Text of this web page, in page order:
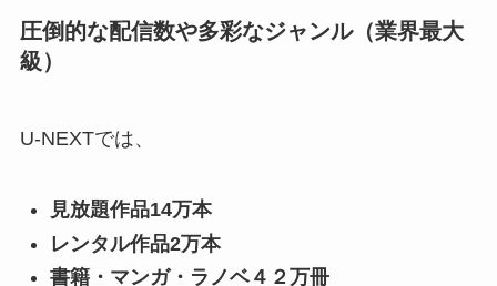
圧倒的な配信数や多彩なジャンル（業界最大
級）
U-NEXTでは、
見放題作品14万本
レンタル作品2万本
書籍・マンガ・ラノベ４２万冊